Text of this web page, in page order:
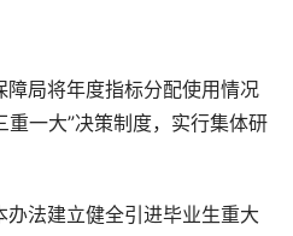
局将年度指标分配使用情况
重一大”决策制度，实行集体研
法建立健全引进毕业生重大